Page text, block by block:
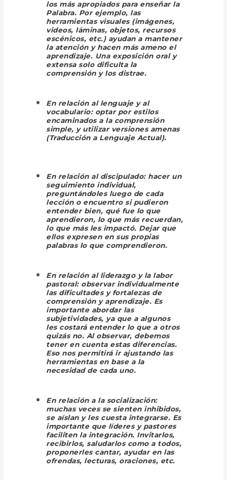
los más apropiados para enseñar la
Palabra. Por ejemplo, las
herramientas visuales (imágenes,
videos, láminas, objetos, recursos
escénicos, etc.) ayudan a mantener
la atención y hacen más ameno el
aprendizaje. Una exposición oral y
extensa solo dificulta la
comprensión y los distrae.
En relación al lenguajey al
vocabulario: optar por estilos
encaminados a la comprensión
simple, y utilizar versiones amenas
(Traducción a Lenguaje Actual).
En relación al discipulado: hacer un
seguimiento individual,
preguntándoles luego de cada
lección o encuentro si pudieron
entender bien, qué fue lo que
aprendieron, lo que más recuerdan,
lo que más les impactó. Dejar que
ellos expresen en sus propias
palabras lo que comprendieron.
En relación al liderazgoy la labor
pastoral:observar individualmente
las dificultades y fortalezas de
comprensión y aprendizaje. Es
importante abordar las
subjetividades, ya que a algunos
les costará entender lo que a otros
quizás no. Al observar, debemos
tener en cuenta estas diferencias.
Eso nos permitirá ir ajustando las
herramientas en base a la
necesidad de cada uno.
En relación a la socialización:
muchas veces se sienten inhibidos,
se aíslan y les cuesta integrarse. Es
importante que líderes y pastores
faciliten la integración. Invitarlos,
recibirlos, saludarlos como a todos,
proponerles cantar, ayudar en las
ofrendas, lecturas, oraciones, etc.